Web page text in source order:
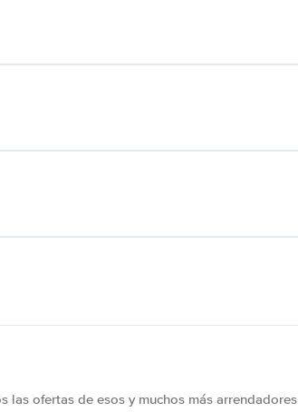
las ofertas de esos y muchos más arrendadores